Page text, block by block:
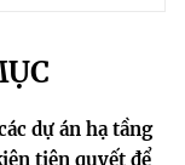
dự án hạ tầng
tiên quyết để